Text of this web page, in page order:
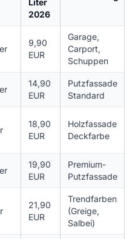
2026
9,90
EUR
Garage,
Carport,
Schuppen
14,90
EUR
Putzfassade
Standard
18,90
EUR
Holzfassade
Deckfarbe
19,90
EUR
Premium-
Putzfassade
21,90
EUR
Trendfarben
(Greige,
Salbei)